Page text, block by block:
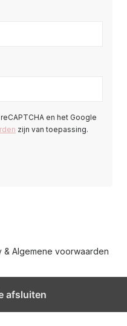
en het Google
zijn van toepassing.
& Algemene voorwaarden
afsluiten